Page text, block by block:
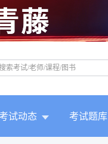
试动态 考试题库